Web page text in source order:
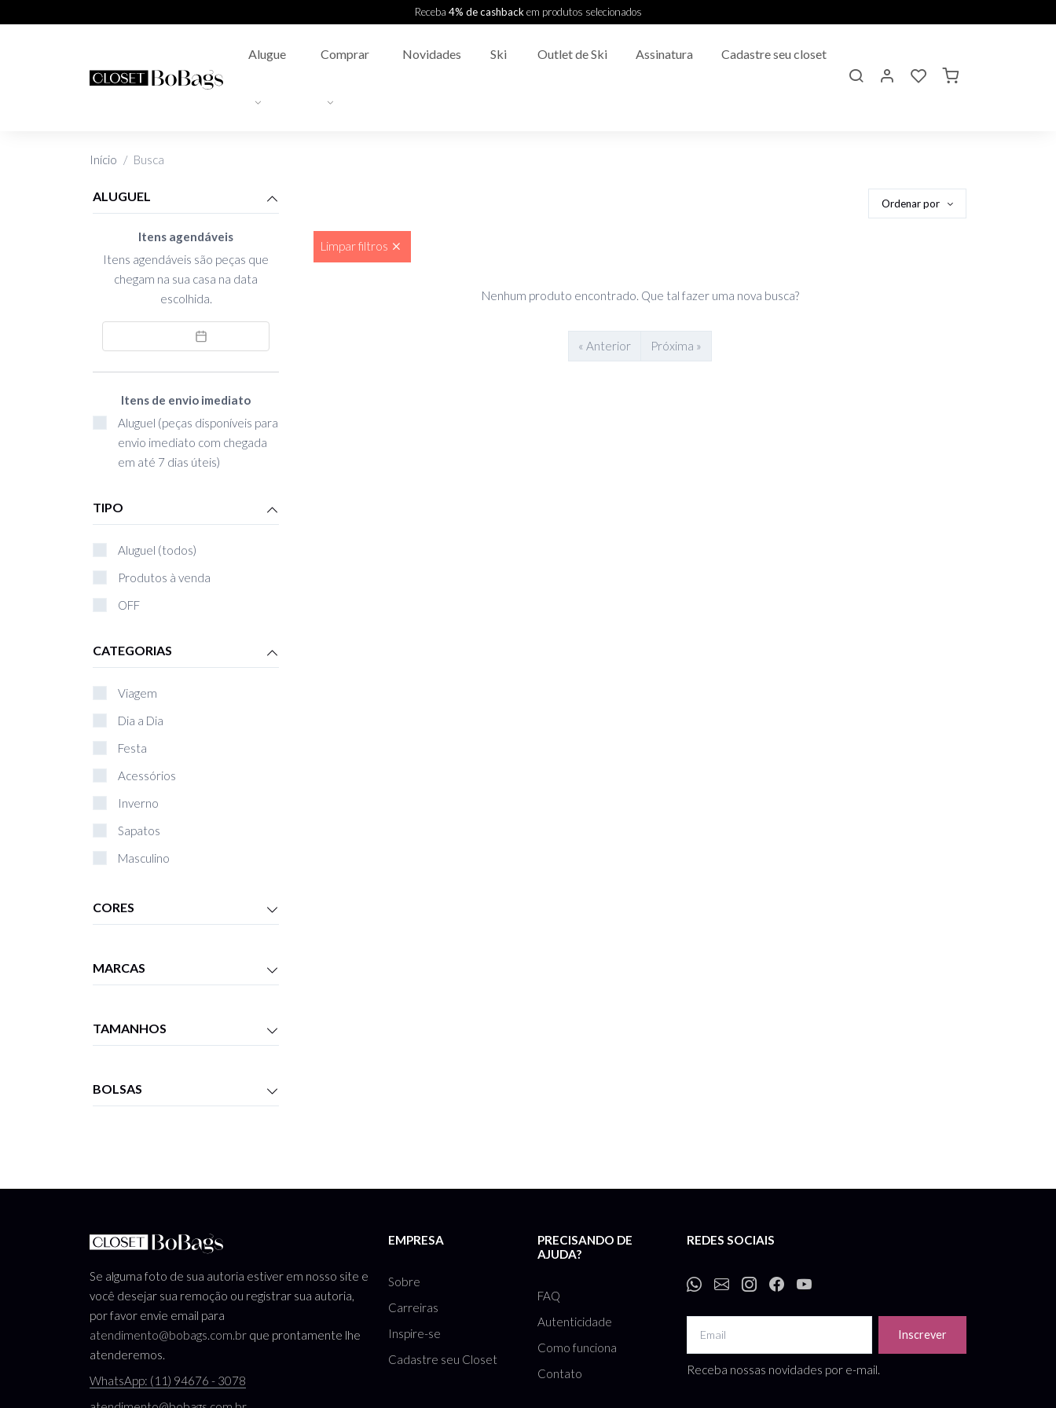
Receba 4% de cashbackem produtos selecionados
Alugue Comprar Novidades Ski Outlet de Ski Assinatura Cadastre seu closet
Início Busca
ALUGUEL
Itens agendáveis
Itens agendáveis são peças que
chegam na sua casa na data
escolhida.
Itens de envio imediato
Aluguel (peças disponíveis para
envio imediato com chegada
em até 7 dias úteis)
TIPO
Aluguel (todos)
Produtos à venda
OFF
CATEGORIAS
Viagem
Dia a Dia
Festa
Acessórios
Inverno
Sapatos
Masculino
Livros
CORES
MARCAS
TAMANHOS
BOLSAS
Ordenar por
Limpar filtros
Nenhum produto encontrado. Que tal fazer uma nova busca?
« Anterior Próxima »
Se alguma foto de sua autoria estiver em nosso site e
você desejar sua remoção ou registrar sua autoria,
por favor envie email para
atendimento@bobags.com.br que prontamente lhe
atenderemos.
WhatsApp: (11) 94676 - 3078
EMPRESA
Sobre
Carreiras
Inspire-se
Cadastre seu Closet
PRECISANDO DE
AJUDA?
FAQ
Autenticidade
Como funciona
Contato
REDES SOCIAIS
Inscrever
Receba nossas novidades por e-mail.